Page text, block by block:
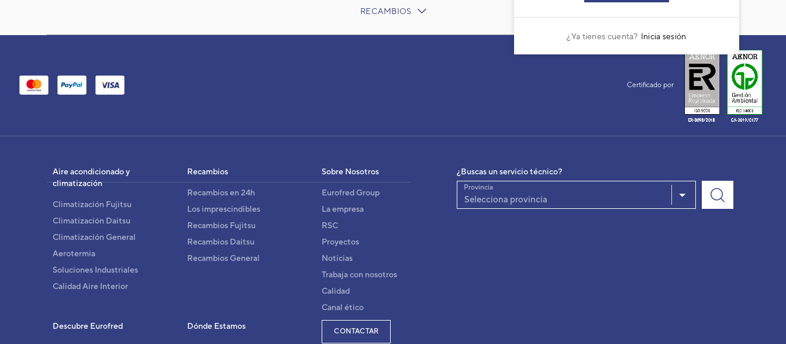
¿Ya tienes cuenta? Inicia sesión
RECAMBIOS
UNIDAD INTERIOR ASG 24UI
8432884022182
Ref. fabricante:ASH24LBAW
Certificado por
Aire acondicionado y
climatización
Climatización Fujitsu
Climatización Daitsu
Climatización General
Aerotermia
Soluciones Industriales
Calidad Aire Interior
Recambios
Recambios en 24h
Los imprescindibles
Recambios Fujitsu
Recambios Daitsu
Recambios General
Sobre Nosotros
Eurofred Group
La empresa
RSC
Proyectos
Noticias
Trabaja con nosotros
Calidad
Canal ético
Descubre Eurofred
Dónde Estamos
CONTACTAR
¿Buscas un servicio técnico?
Selecciona provincia
Provincia